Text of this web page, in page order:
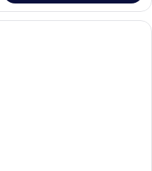
Une chambre d’hôtel avec deux lits,